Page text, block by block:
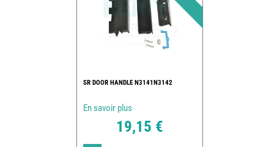
SR DOOR HANDLE N3141N3142
En savoir plus
19,15 €